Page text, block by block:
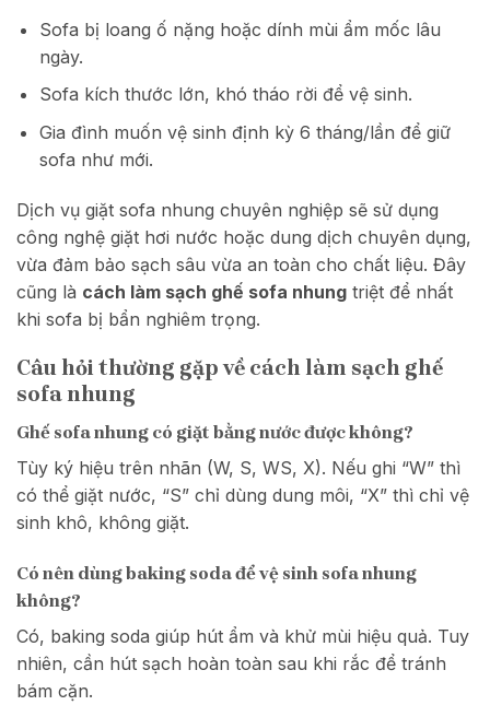
Sofa bị loang ố nặng hoặc dính mùi ẩm mốc lâu
ngày.
Sofa kích thước lớn, khó tháo rời để vệ sinh.
Gia đình muốn vệ sinh định kỳ 6 tháng/lần để giữ
sofa như mới.
Dịch vụ giặt sofa nhung chuyên nghiệp sẽ sử dụng
công nghệ giặt hơi nước hoặc dung dịch chuyên dụng,
vừa đảm bảo sạch sâu vừa an toàn cho chất liệu. Đây
cũng là cách làm sạch ghế sofa nhung triệt để nhất
khi sofa bị bẩn nghiêm trọng.
Câu hỏi thường gặp về cách làm sạch ghế
sofa nhung
Ghế sofa nhung có giặt bằng nước được không?
Tùy ký hiệu trên nhãn (W, S, WS, X). Nếu ghi “W” thì
có thể giặt nước, “S” chỉ dùng dung môi, “X” thì chỉ vệ
sinh khô, không giặt.
Có nên dùng baking soda để vệ sinh sofa nhung
không?
Có, baking soda giúp hút ẩm và khử mùi hiệu quả. Tuy
nhiên, cần hút sạch hoàn toàn sau khi rắc để tránh
bám cặn.